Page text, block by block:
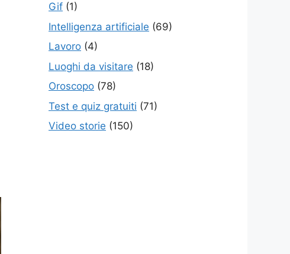
Gif (1)
Intelligenza artificiale (69)
Lavoro (4)
Luoghi da visitare (18)
Oroscopo (78)
Test e quiz gratuiti (71)
Video storie (150)